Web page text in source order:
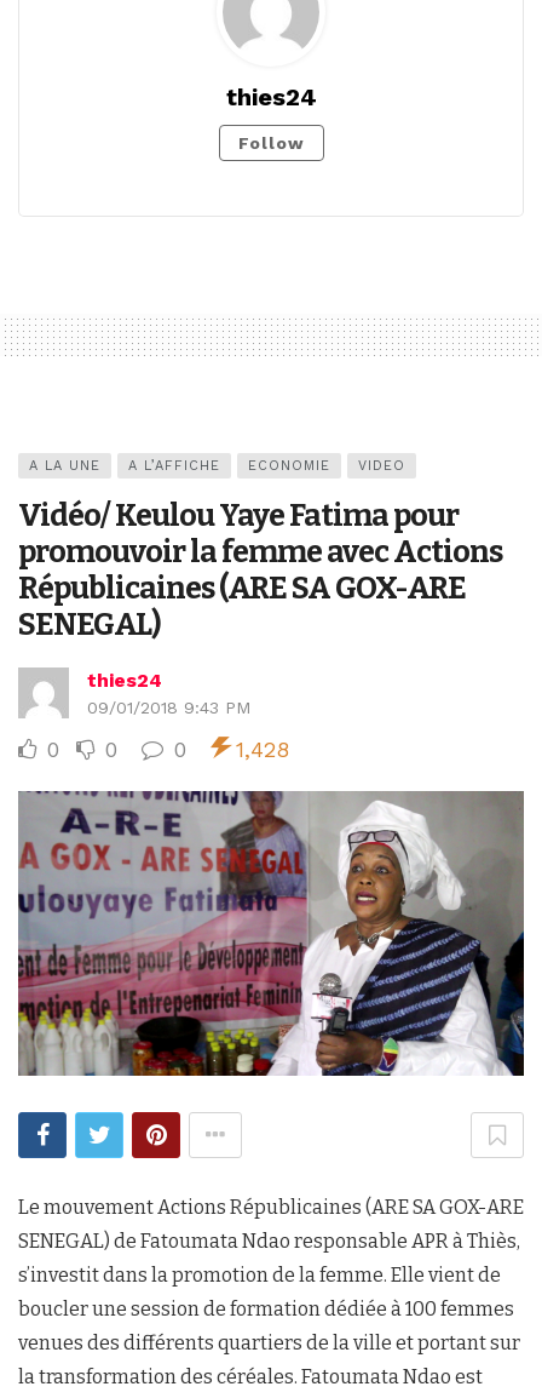
thies24
Follow
A LA UNE A L’AFFICHE ECONOMIE VIDEO
Vidéo/ Keulou Yaye Fatima pour
promouvoir la femme avec Actions
Républicaines (ARE SA GOX-ARE
SENEGAL)
thies24
09/01/2018 9:43 PM
0 0 0 1,428
Le mouvement Actions Républicaines (ARE SA GOX-ARE
SENEGAL) de Fatoumata Ndao responsable APR à Thiès,
s’investit dans la promotion de la femme. Elle vient de
boucler une session de formation dédiée à 100 femmes
venues des différents quartiers de la ville et portant sur
la transformation des céréales. Fatoumata Ndao est